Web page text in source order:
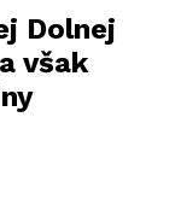
Dolnej
však